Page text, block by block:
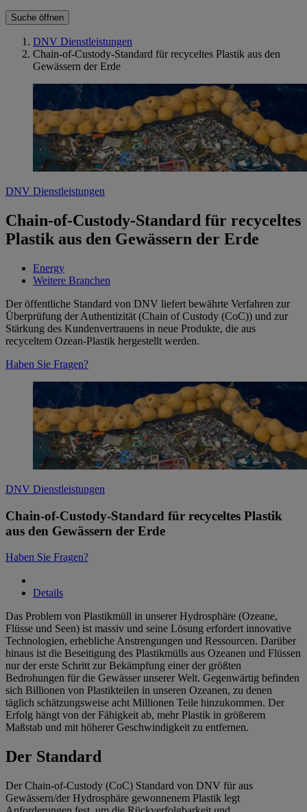
Suche öffnen
DNV Dienstleistungen
Chain-of-Custody-Standard für recyceltes Plastik aus den
Gewässern der Erde
DNV Dienstleistungen
Chain-of-Custody-Standard für recyceltes
Plastik aus den Gewässern der Erde
Energy
Weitere Branchen
Der öffentliche Standard von DNV liefert bewährte Verfahren zur
Überprüfung der Authentizität (Chain of Custody (CoC)) und zur
Stärkung des Kundenvertrauens in neue Produkte, die aus
recyceltem Ozean-Plastik hergestellt werden.
Haben Sie Fragen?
DNV Dienstleistungen
Chain-of-Custody-Standard für recyceltes Plastik
aus den Gewässern der Erde
Haben Sie Fragen?
Details
Das Problem von Plastikmüll in unserer Hydrosphäre (Ozeane,
Flüsse und Seen) ist massiv und seine Lösung erfordert innovative
Technologien, erhebliche Anstrengungen und Ressourcen. Darüber
hinaus ist die Beseitigung des Plastikmülls aus Ozeanen und Flüssen
nur der erste Schritt zur Bekämpfung einer der größten
Bedrohungen für die Gewässer unserer Welt. Gegenwärtig befinden
sich Billionen von Plastikteilen in unseren Ozeanen, zu denen
täglich schätzungsweise acht Millionen Teile hinzukommen. Der
Erfolg hängt von der Fähigkeit ab, mehr Plastik in größerem
Maßstab und mit höherer Geschwindigkeit zu entfernen.
Der Standard
Der Chain-of-Custody (CoC) Standard von DNV für aus
Gewässern/der Hydrosphäre gewonnenem Plastik legt